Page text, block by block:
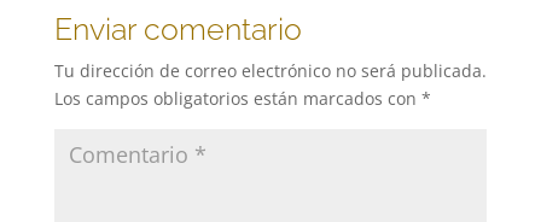
Enviar comentario
Tu dirección de correo electrónico no será publicada.
Los campos obligatorios están marcados con *